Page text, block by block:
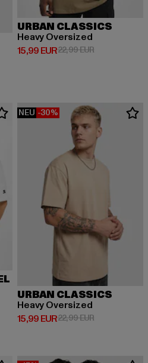
22,99 EUR
URBAN CLASSICS
Heavy Oversized
15,99 EUR
Derzeitiger Preis: 15,99 EUR
22,99 EURAktionspreis:
24,99 EUR
NEU -30%
URBAN CLASSICS
Heavy Oversized
15,99 EUR
Derzeitiger Preis: 15,99 EUR
22,99 EURAktionspreis: